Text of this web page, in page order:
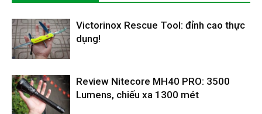
Victorinox Rescue Tool: đỉnh cao thực
dụng!
Review Nitecore MH40 PRO: 3500
Lumens, chiếu xa 1300 mét